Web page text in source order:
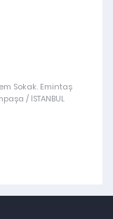
Sokak. Emintaş
/ İSTANBUL